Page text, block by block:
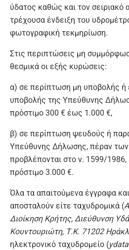
ύδατος καθώς και τον σειριακό
τρέχουσα ένδειξη του
φωτογραφική τεκμηρίωση.
Στις περιπτώσεις μη
θεσμικά οι εξής κυρώσεις:
α) σε περίπτωση μη υποβολής ή
υποβολής της Υπεύθυνης
πρόστιμο 300 € έως 1.000 €,
β) σε περίπτωση ψευδούς ή
Υπεύθυνης Δήλωσης, πέραν
προβλέπονται στο ν. 1599/1986,
πρόστιμο 3.000 €.
Όλα τα απαιτούμενα έγγραφα
αποσταλούν είτε ταχυδρομικά (
Διοίκηση Κρήτης, Διεύθυνση
Κουντουριώτη, Τ.Κ. 71202
ηλεκτρονικό ταχυδρομείο (ydata